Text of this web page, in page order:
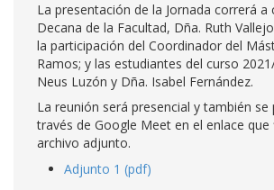
La presentación de la Jornada correrá a
Decana de la Facultad, Dña. Ruth
la participación del Coordinador del
Ramos; y las estudiantes del curso
Neus Luzón y Dña. Isabel Fernández.
La reunión será presencial y también se
través de Google Meet en el enlace que
archivo adjunto.
Adjunto 1 (pdf)